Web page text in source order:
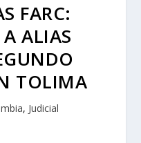
FARC:
ALIAS
TOLIMA
, Judicial